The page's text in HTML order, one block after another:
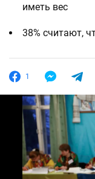
иметь вес
38% считают,
1